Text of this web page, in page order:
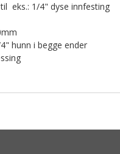
eks.: 1/4" dyse innfesting
hunn i begge ender